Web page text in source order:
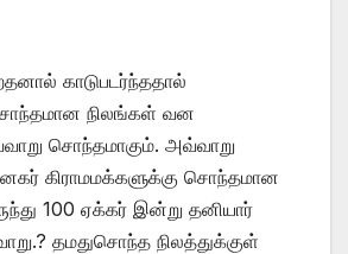
காடுபடர்ந்ததால்
சொந்தமான நிலங்கள் வன
சொந்தமாகும். அவ்வாறு
கிராமமக்களுக்கு சொந்தமான
100 ஏக்கர் இன்று தனியார்
தமதுசொந்த நிலத்துக்குள்